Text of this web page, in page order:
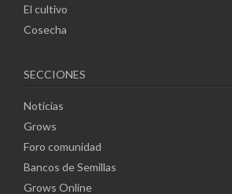
El cultivo
Cosecha
SECCIONES
Noticias
Grows
Foro comunidad
Bancos de Semillas
Grows Online